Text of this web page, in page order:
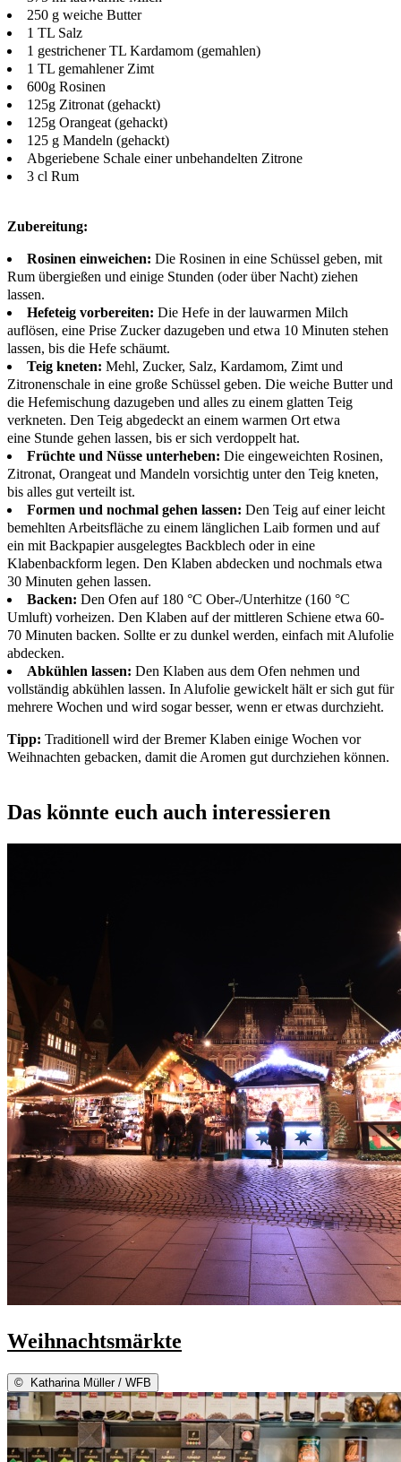
250 g weiche Butter
1 TL Salz
1 gestrichener TL Kardamom (gemahlen)
1 TL gemahlener Zimt
600g Rosinen
125g Zitronat (gehackt)
125g Orangeat (gehackt)
125 g Mandeln (gehackt)
Abgeriebene Schale einer unbehandelten Zitrone
3 cl Rum
Zubereitung:
Rosinen einweichen: Die Rosinen in eine Schüssel geben, mit
Rum übergießen und einige Stunden (oder über Nacht) ziehen
lassen.
Hefeteig vorbereiten: Die Hefe in der lauwarmen Milch
auflösen, eine Prise Zucker dazugeben und etwa 10 Minuten stehen
lassen, bis die Hefe schäumt.
Teig kneten: Mehl, Zucker, Salz, Kardamom, Zimt und
Zitronenschale in eine große Schüssel geben. Die weiche Butter und
die Hefemischung dazugeben und alles zu einem glatten Teig
verkneten. Den Teig abgedeckt an einem warmen Ort etwa
eine Stunde gehen lassen, bis er sich verdoppelt hat.
Früchte und Nüsse unterheben: Die eingeweichten Rosinen,
Zitronat, Orangeat und Mandeln vorsichtig unter den Teig kneten,
bis alles gut verteilt ist.
Formen und nochmal gehen lassen: Den Teig auf einer leicht
bemehlten Arbeitsfläche zu einem länglichen Laib formen und auf
ein mit Backpapier ausgelegtes Backblech oder in eine
Klabenbackform legen. Den Klaben abdecken und nochmals etwa
30 Minuten gehen lassen.
Backen: Den Ofen auf 180 °C Ober-/Unterhitze (160 °C
Umluft) vorheizen. Den Klaben auf der mittleren Schiene etwa 60-
70 Minuten backen. Sollte er zu dunkel werden, einfach mit Alufolie
abdecken.
Abkühlen lassen: Den Klaben aus dem Ofen nehmen und
vollständig abkühlen lassen. In Alufolie gewickelt hält er sich gut für
mehrere Wochen und wird sogar besser, wenn er etwas durchzieht.
Tipp: Traditionell wird der Bremer Klaben einige Wochen vor
Weihnachten gebacken, damit die Aromen gut durchziehen können.
Das könnte euch auch interessieren
Weihnachtsmärkte
© Katharina Müller / WFB